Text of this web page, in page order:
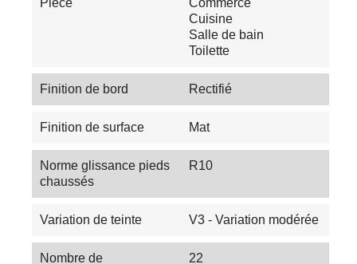
Cuisine
Salle de bain
Toilette
Finition de bord Rectifié
Finition de surface Mat
Norme glissance pieds
chaussés
R10
Variation de teinte V3 - Variation modérée
Nombre de
22